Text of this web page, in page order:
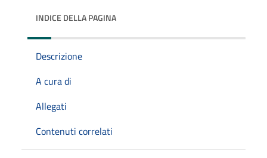
INDICE DELLA PAGINA
Descrizione
A cura di
Allegati
Contenuti correlati